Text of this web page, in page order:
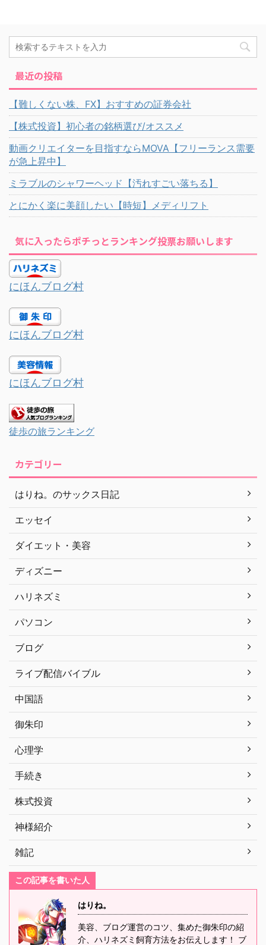
最近の投稿
【難しくない株、FX】おすすめの証券会社
【株式投資】初心者の銘柄選び/オススメ
動画クリエイターを目指すならMOVA【フリーランス需要
が急上昇中】
ミラブルのシャワーヘッド【汚れすごい落ちる】
とにかく楽に美顔したい【時短】メディリフト
気に入ったらポチっとランキング投票お願いします
にほんブログ村
にほんブログ村
にほんブログ村
徒歩の旅ランキング
カテゴリー
はりね。のサックス日記
エッセイ
ダイエット・美容
ディズニー
ハリネズミ
パソコン
ブログ
ライブ配信バイブル
中国語
御朱印
心理学
手続き
株式投資
神様紹介
雑記
この記事を書いた人
はりね。
美容、ブログ運営のコツ、集めた御朱印の紹
介、ハリネズミ飼育方法をお伝えします！ ブ